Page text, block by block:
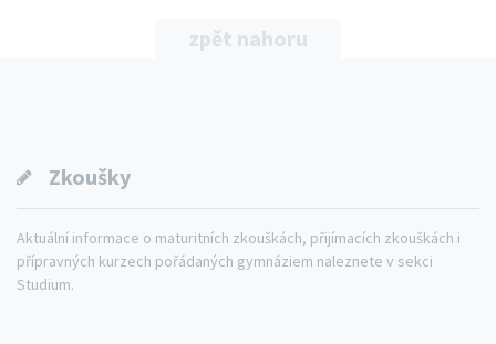
zpět nahoru
Zkoušky
Aktuální informace o maturitních zkouškách, přijímacích zkouškách i
přípravných kurzech pořádaných gymnáziem naleznete v sekci
Studium.